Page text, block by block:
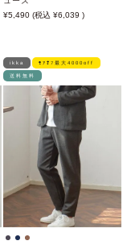
5,490
6,039
ikka ﾓｱｵﾌ最大4000off
送料無料